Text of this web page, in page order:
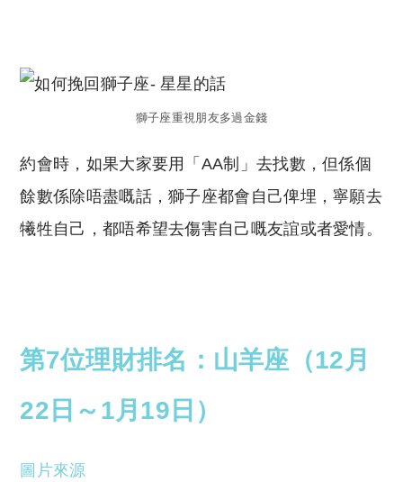
獅子座重視朋友多過金錢
約會時，如果大家要用「AA制」去找數，但係個
餘數係除唔盡嘅話，獅子座都會自己俾埋，寧願去
犧牲自己，都唔希望去傷害自己嘅友誼或者愛情。
第7位理財排名：山羊座（12月
22日～1月19日）
圖片來源